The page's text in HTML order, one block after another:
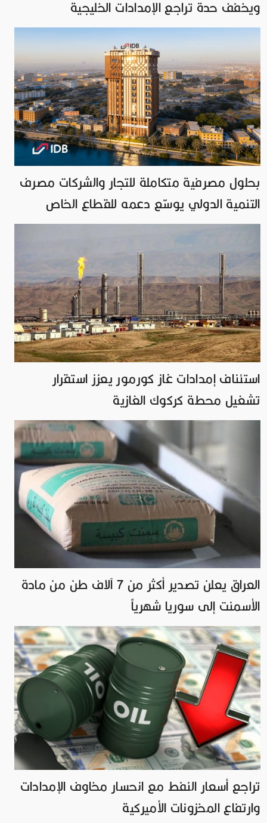
ويخفف حدة تراجع الإمدادات الخليجية
بحلول مصرفية متكاملة للتجار والشركات مصرف
التنمية الدولي يوسّع دعمه للقطاع الخاص
استئناف إمدادات غاز كورمور يعزز استقرار
تشغيل محطة كركوك الغازية
العراق يعلن تصدير أكثر من 7 آلاف طن من مادة
الأسمنت إلى سوريا شهرياً
تراجع أسعار النفط مع انحسار مخاوف الإمدادات
وارتفاع المخزونات الأميركية